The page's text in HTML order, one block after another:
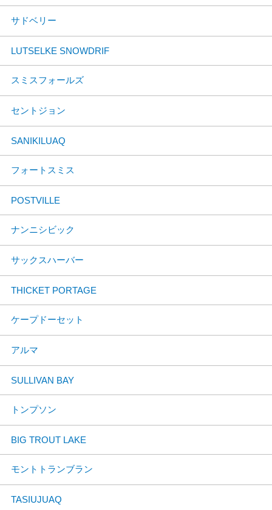
サドベリー
LUTSELKE SNOWDRIF
スミスフォールズ
セントジョン
SANIKILUAQ
フォートスミス
POSTVILLE
ナンニシビック
サックスハーバー
THICKET PORTAGE
ケープドーセット
アルマ
SULLIVAN BAY
トンプソン
BIG TROUT LAKE
モントトランブラン
TASIUJUAQ